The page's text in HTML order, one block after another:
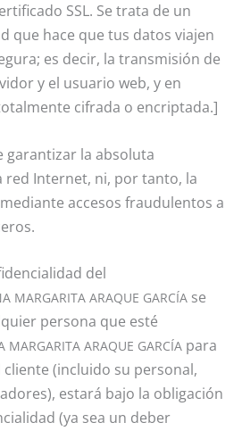
SSL. Se trata de un
que hace que tus datos viajen
es decir, la transmisión de
y el usuario web, y en
cifrada o encriptada.]
garantizar la absoluta
red Internet, ni, por tanto, la
accesos fraudulentos a
del
MARGARITA ARAQUE GARCÍA se
persona que esté
MARGARITA ARAQUE GARCÍA para
(incluido su personal,
estará bajo la obligación
(ya sea un deber